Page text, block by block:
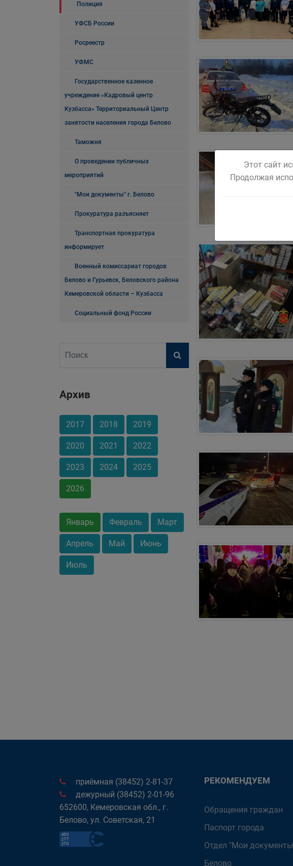
Полиция
УФСБ России
Росреестр
УФМС
Государственное казенное
учреждение «Кадровый центр
Кузбасса» Территориальный Центр
занятости населения города Белово
Таможня
О проведении публичных
мероприятий
"Мои документы" г. Белово
Прокуратура разъясняет
Транспортная прокуратура
информирует
Военный комиссариат городов
Белово и Гурьевск, Беловского района
Кемеровской области – Кузбасса
Социальный фонд России
Архив
2017 2018 2019
2020 2021 2022
2023 2024 2025
2026
Январь Февраль Март
Апрель Май Июнь
Июль
приёмная (38452) 2-81-37
дежурный (38452) 2-01-96
652600, Кемеровская обл., г.
Белово, ул. Советская, 21
РЕКОМЕНДУЕМ
Обращения граждан
Паспорт города
Отдел "Мои
Белово
Этот сайт
Продолжая